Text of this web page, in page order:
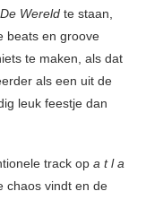
Wereld te staan,
beats en groove
te maken, als dat
als een uit de
leuk feestje dan
track op a t l a
chaos vindt en de